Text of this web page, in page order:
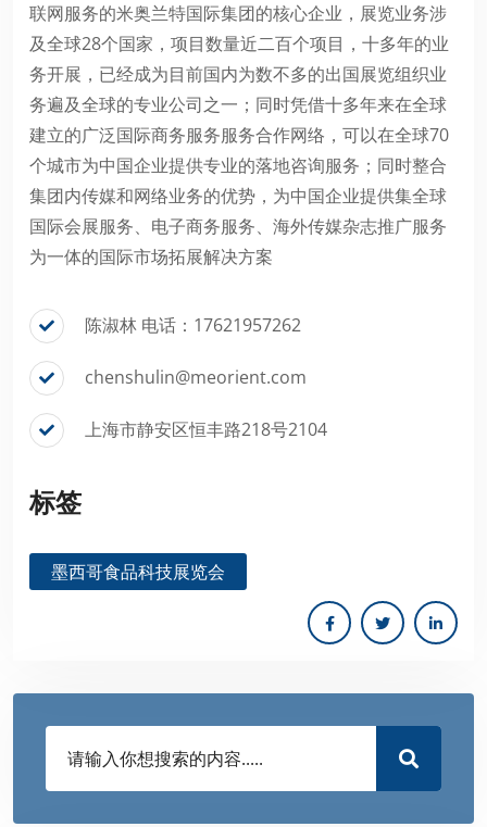
联网服务的米奥兰特国际集团的核心企业，展览业务涉
及全球28个国家，项目数量近二百个项目，十多年的业
务开展，已经成为目前国内为数不多的出国展览组织业
务遍及全球的专业公司之一；同时凭借十多年来在全球
建立的广泛国际商务服务服务合作网络，可以在全球70
个城市为中国企业提供专业的落地咨询服务；同时整合
集团内传媒和网络业务的优势，为中国企业提供集全球
国际会展服务、电子商务服务、海外传媒杂志推广服务
为一体的国际市场拓展解决方案
陈淑林 电话：17621957262
chenshulin@meorient.com
上海市静安区恒丰路218号2104
标签
墨西哥食品科技展览会